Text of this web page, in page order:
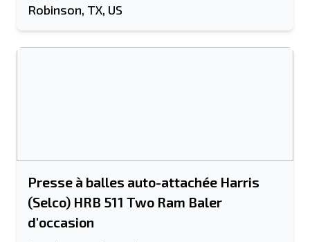
Robinson, TX, US
Presse à balles auto-attachée Harris
(Selco) HRB 511 Two Ram Baler
d'occasion